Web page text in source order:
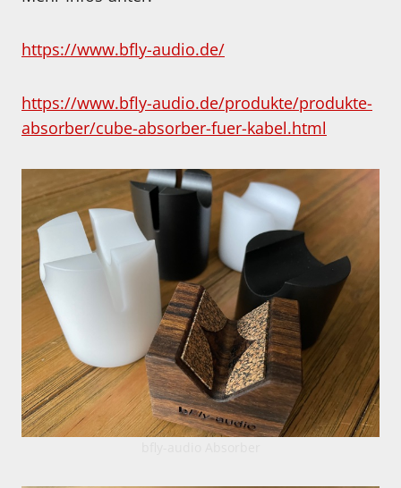
https://www.bfly-audio.de/
https://www.bfly-audio.de/produkte/produkte-
absorber/cube-absorber-fuer-kabel.html